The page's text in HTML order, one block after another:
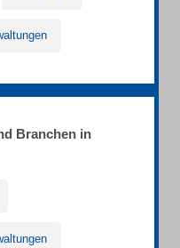
Branchen in